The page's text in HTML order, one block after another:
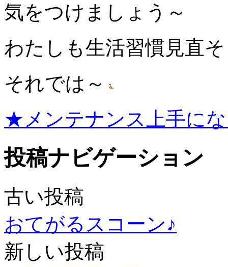
気をつけましょう～
わたしも生活習慣見直
それでは～
★メンテナンス上手に
投稿ナビゲーション
古い投稿
おてがるスコーン♪
新しい投稿